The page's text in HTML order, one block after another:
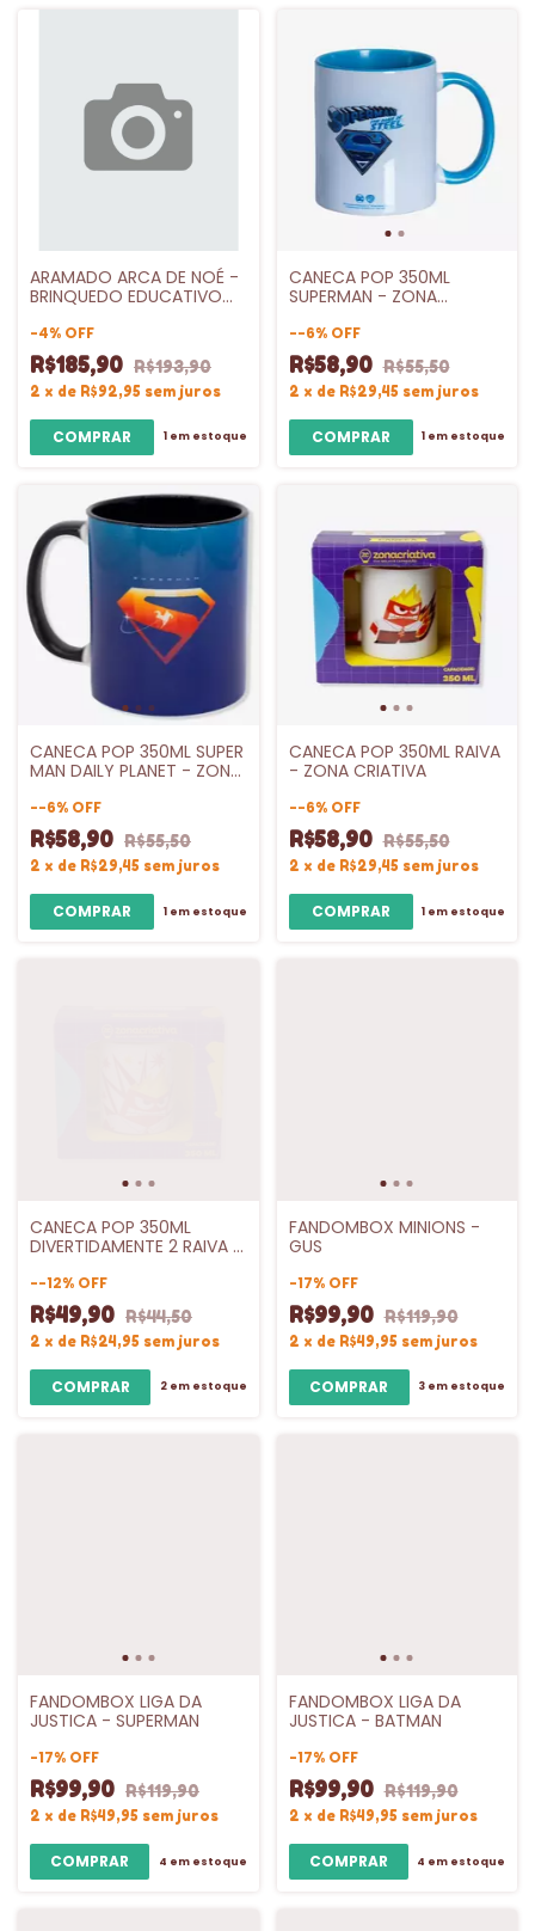
ARAMADO ARCA DE NOÉ -
BRINQUEDO EDUCATIVO
-4% OFF
R$185,90 R$193,90
2 x de R$92,95 sem juros
1 em estoque
CANECA POP 350ML
SUPERMAN - ZONA
--6% OFF
R$58,90 R$55,50
2 x de R$29,45 sem juros
1 em estoque
CANECA POP 350ML SUPER
MAN DAILY PLANET - ZONA
--6% OFF
R$58,90 R$55,50
2 x de R$29,45 sem juros
1em estoque
CANECA POP 350ML RAIVA
- ZONA CRIATIVA
--6% OFF
R$58,90 R$55,50
2 x de R$29,45 sem juros
1 em estoque
CANECA POP 350ML
DIVERTIDAMENTE 2 RAIVA -
--12% OFF
R$49,90 R$44,50
2 x de R$24,95 sem juros
2em estoque
FANDOMBOX MINIONS -
GUS
-17% OFF
R$99,90 R$119,90
2 x de R$49,95 sem juros
3 em estoque
FANDOMBOX LIGA DA
JUSTICA - SUPERMAN
-17% OFF
R$99,90 R$119,90
2 x de R$49,95 sem juros
4 em estoque
FANDOMBOX LIGA DA
JUSTICA - BATMAN
-17% OFF
R$99,90 R$119,90
2 x de R$49,95 sem juros
4 em estoque